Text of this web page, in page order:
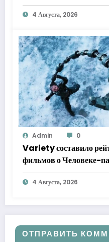
4 Августа, 2026
Admin 0
Variety составило
фильмов о Человеке-
к лучшему
4 Августа, 2026
ОТПРАВИТЬ